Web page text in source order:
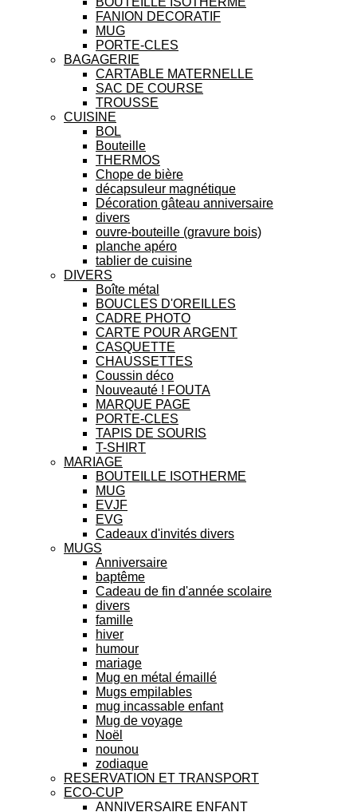
FANION DECORATIF
MUG
PORTE-CLES
BAGAGERIE
CARTABLE MATERNELLE
SAC DE COURSE
TROUSSE
CUISINE
BOL
Bouteille
THERMOS
Chope de bière
décapsuleur magnétique
Décoration gâteau anniversaire
divers
ouvre-bouteille (gravure bois)
planche apéro
tablier de cuisine
DIVERS
Boîte métal
BOUCLES D'OREILLES
CADRE PHOTO
CARTE POUR ARGENT
CASQUETTE
CHAUSSETTES
Coussin déco
Nouveauté ! FOUTA
MARQUE PAGE
PORTE-CLES
TAPIS DE SOURIS
T-SHIRT
MARIAGE
BOUTEILLE ISOTHERME
MUG
EVJF
EVG
Cadeaux d'invités divers
MUGS
Anniversaire
baptême
Cadeau de fin d'année scolaire
divers
famille
hiver
humour
mariage
Mug en métal émaillé
Mugs empilables
mug incassable enfant
Mug de voyage
Noël
nounou
zodiaque
RESERVATION ET TRANSPORT
ECO-CUP
ANNIVERSAIRE ENFANT